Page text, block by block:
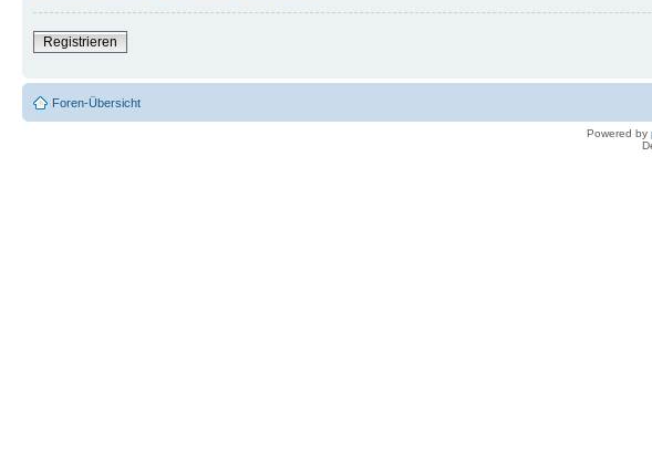
Registrieren
Foren-Übersicht
Powered by